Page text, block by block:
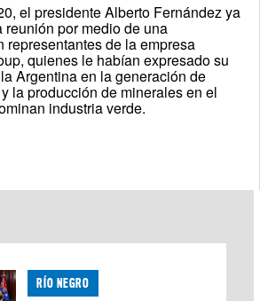
el presidente Alberto Fernández ya
por medio de una
representantes de la empresa
quienes le habían expresado su
Argentina en la generación de
la producción de minerales en el
industria verde.
RÍO NEGRO